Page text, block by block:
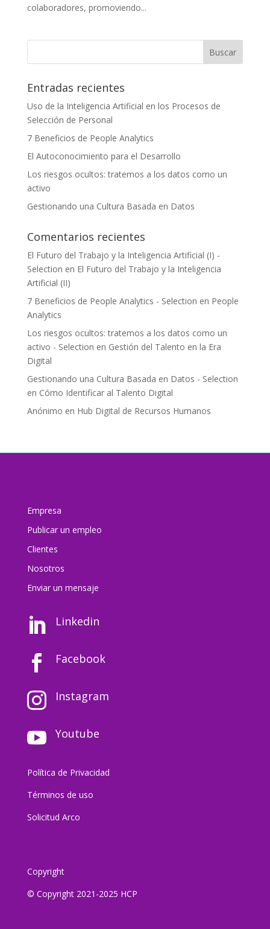
colaboradores, promoviendo...
Entradas recientes
Uso de la Inteligencia Artificial en los Procesos de
Selección de Personal
7 Beneficios de People Analytics
El Autoconocimiento para el Desarrollo
Los riesgos ocultos: tratemos a los datos como un
activo
Gestionando una Cultura Basada en Datos
Comentarios recientes
El Futuro del Trabajo y la Inteligencia Artificial (I) -
Selection en El Futuro del Trabajo y la Inteligencia
Artificial (II)
7 Beneficios de People Analytics - Selection en People
Analytics
Los riesgos ocultos: tratemos a los datos como un
activo - Selection en Gestión del Talento en la Era
Digital
Gestionando una Cultura Basada en Datos - Selection
en Cómo Identificar al Talento Digital
Anónimo en Hub Digital de Recursos Humanos
Empresa
Publicar un empleo
Clientes
Nosotros
Enviar un mensaje
 Linkedin
 Facebook
 Instagram
 Youtube
Política de Privacidad
Términos de uso
Solicitud Arco
Copyright
© Copyright 2021-2025 HCP